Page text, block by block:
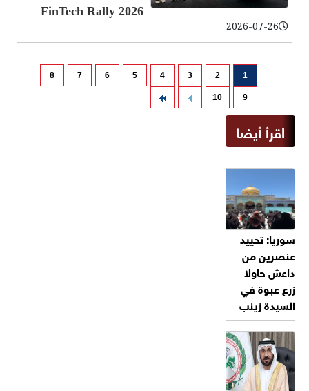
FinTech Rally 2026
2026-07-26
1
2
3
4
5
6
7
8
9
10
اقرأ أيضا
سوريا: تحييد
عنصرين من
داعش حاولا
زرع عبوة في
السيدة زينب